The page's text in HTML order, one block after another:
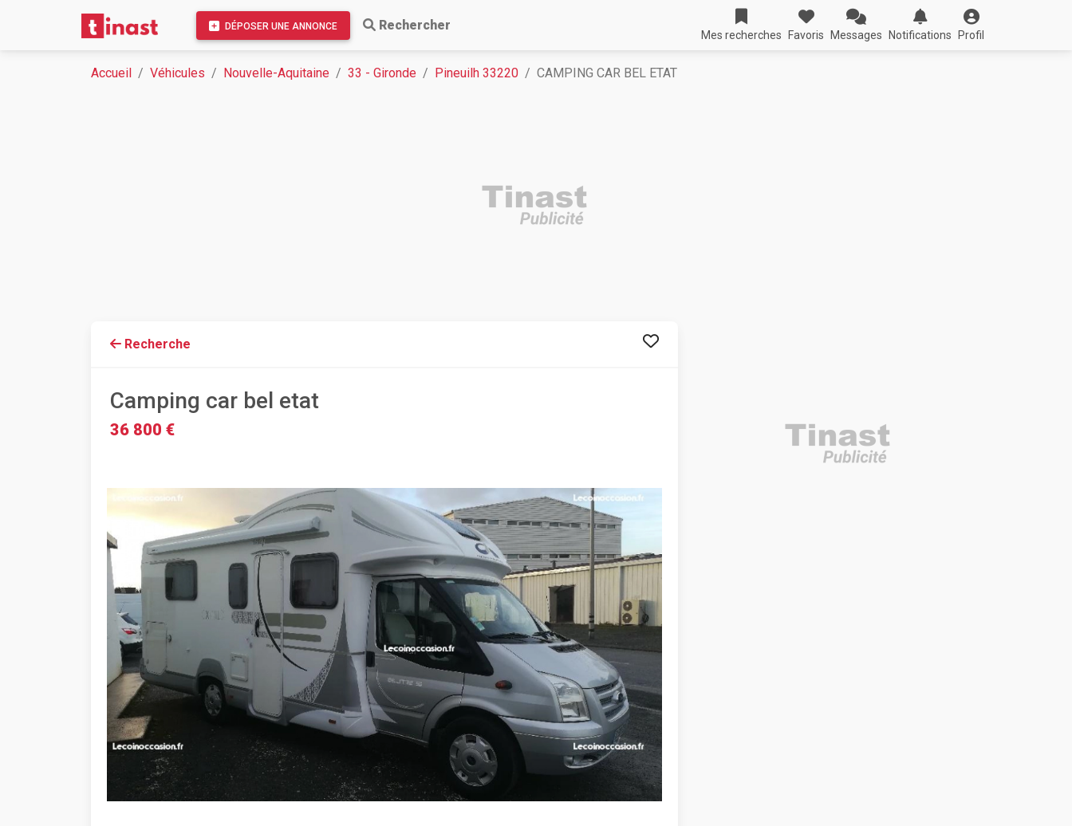
DÉPOSER UNE ANNONCE Rechercher
Mes recherches Favoris Messages Notifications Profil
Accueil Véhicules Nouvelle-Aquitaine 33 - Gironde Pineuilh 33220 CAMPING CAR BEL ETAT
Recherche
Camping car bel etat
36 800 €